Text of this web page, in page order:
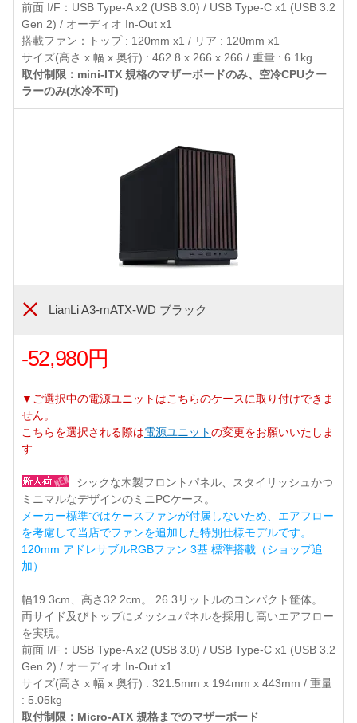
前面 I/F：USB Type-A x2 (USB 3.0) / USB Type-C x1 (USB 3.2
Gen 2) / オーディオ In-Out x1
搭載ファン：トップ : 120mm x1 / リア : 120mm x1
サイズ(高さ x 幅 x 奥行) : 462.8 x 266 x 266 / 重量 : 6.1kg
取付制限：mini-ITX 規格のマザーボードのみ、空冷CPUクー
ラーのみ(水冷不可)
LianLi A3-mATX-WD ブラック
-52,980円
▼ご選択中の電源ユニットはこちらのケースに取り付けできま
せん。
こちらを選択される際は電源ユニットの変更をお願いいたしま
す
シックな木製フロントパネル、スタイリッシュかつ
ミニマルなデザインのミニPCケース。
メーカー標準ではケースファンが付属しないため、エアフロー
を考慮して当店でファンを追加した特別仕様モデルです。
120mm アドレサブルRGBファン 3基 標準搭載（ショップ追
加）
幅19.3cm、高さ32.2cm。 26.3リットルのコンパクト筐体。
両サイド及びトップにメッシュパネルを採用し高いエアフロー
を実現。
前面 I/F：USB Type-A x2 (USB 3.0) / USB Type-C x1 (USB 3.2
Gen 2) / オーディオ In-Out x1
サイズ(高さ x 幅 x 奥行) : 321.5mm x 194mm x 443mm / 重量
: 5.05kg
取付制限：Micro-ATX 規格までのマザーボード